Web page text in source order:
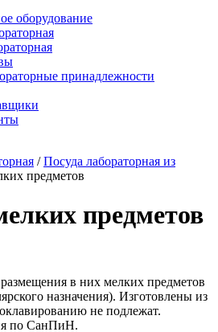
оборудование
принадлежности
/Посуда лабораторная из
предметов
предметов
в них мелких предметов
назначения). Изготовлены из
не подлежат.
по СанПиН.